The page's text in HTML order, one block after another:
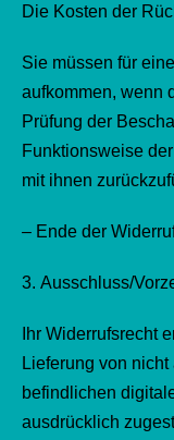
Die Kosten der
Sie müssen für
aufkommen, wenn
Prüfung der
Funktionsweise
mit ihnen
– Ende der
3. Ausschluss/
Ihr Widerrufsrecht
Lieferung von
befindlichen
ausdrücklich